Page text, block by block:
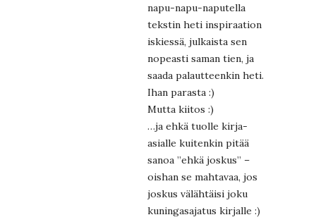
napu-napu-naputella
tekstin heti inspiraation
iskiessä, julkaista sen
nopeasti saman tien, ja
saada palautteenkin heti.
Ihan parasta :)
Mutta kiitos :)
…ja ehkä tuolle kirja-
asialle kuitenkin pitää
sanoa ”ehkä joskus” –
oishan se mahtavaa, jos
joskus välähtäisi joku
kuningasajatus kirjalle :)